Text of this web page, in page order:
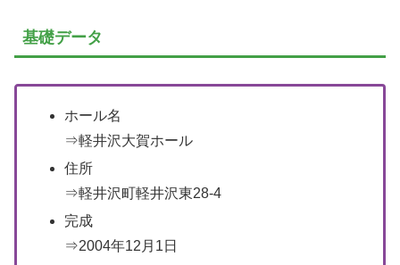
基礎データ
ホール名
⇒軽井沢大賀ホール
住所
⇒軽井沢町軽井沢東28-4
完成
⇒2004年12月1日